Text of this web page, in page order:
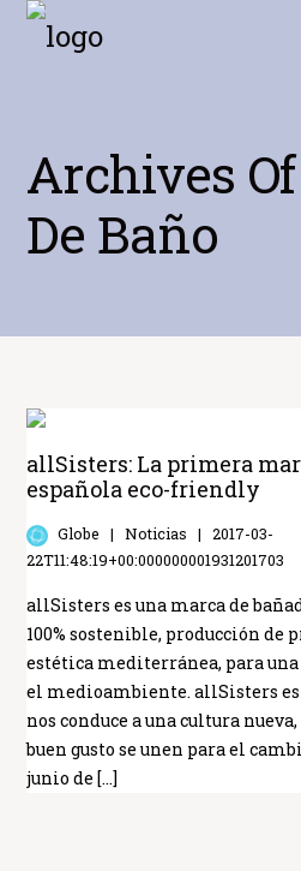
Archives
De Baño
allSisters: La primera
española eco-friendly
Globe Noticias
2017-03-
22T11:48:19+00:000000001931201703
allSisters es una marca de
100% sostenible, producción
estética mediterránea, para
el medioambiente. allSisters
nos conduce a una cultura
buen gusto se unen para el
junio de […]